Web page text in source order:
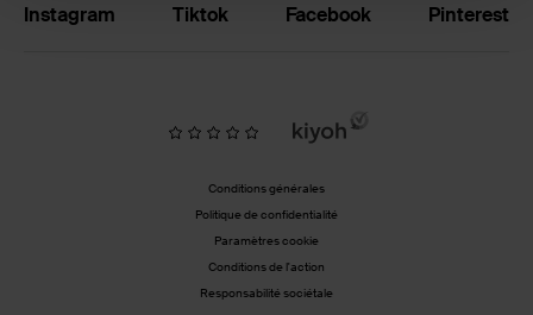
Instagram Tiktok Facebook Pinterest
Conditions générales
Politique de confidentialité
Paramètres cookie
Conditions de l'action
Responsabilité sociétale